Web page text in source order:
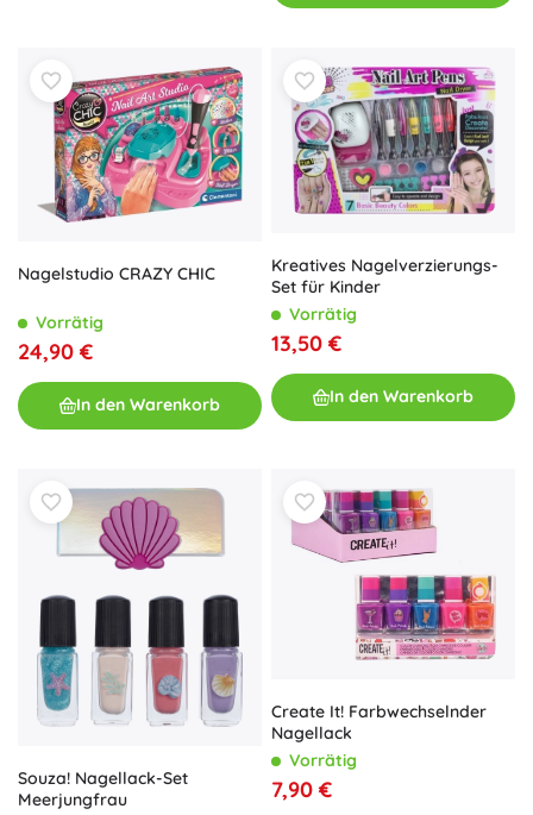
Nagelstudio CRAZY CHIC
Vorrätig
24,90 €
In den Warenkorb
Kreatives Nagelverzierungs-
Set für Kinder
Vorrätig
13,50 €
In den Warenkorb
Souza! Nagellack-Set
Meerjungfrau
Create It! Farbwechselnder
Nagellack
Vorrätig
7,90 €